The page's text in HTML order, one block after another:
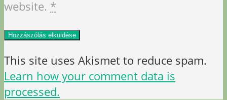
website. *
This site uses Akismet to reduce spam.
Learn how your comment data is
processed.